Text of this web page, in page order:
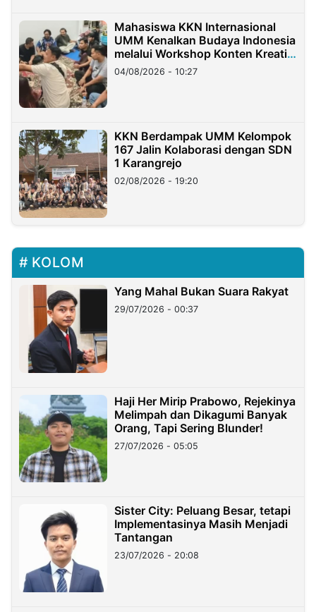
Mahasiswa KKN Internasional
UMM Kenalkan Budaya Indonesia
melalui Workshop Konten Kreatif
di Taiwan
04/08/2026 - 10:27
KKN Berdampak UMM Kelompok
167 Jalin Kolaborasi dengan SDN
1 Karangrejo
02/08/2026 - 19:20
KOLOM
Yang Mahal Bukan Suara Rakyat
29/07/2026 - 00:37
Haji Her Mirip Prabowo, Rejekinya
Melimpah dan Dikagumi Banyak
Orang, Tapi Sering Blunder!
27/07/2026 - 05:05
Sister City: Peluang Besar, tetapi
Implementasinya Masih Menjadi
Tantangan
23/07/2026 - 20:08